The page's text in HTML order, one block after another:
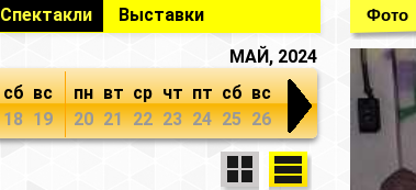
Спектакли
Выставки
МАЙ, 2024
сб
18
вс
19
пн
20
вт
21
ср
22
чт
23
пт
24
сб
25
вс
26
Фото